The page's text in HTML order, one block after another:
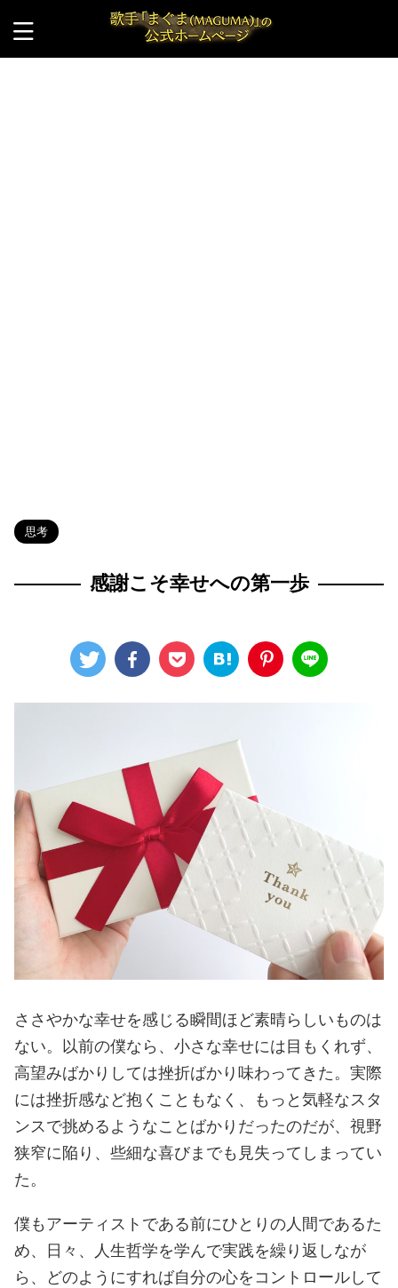
思考
感謝こそ幸せへの第一歩
ささやかな幸せを感じる瞬間ほど素晴らしいものは
ない。以前の僕なら、小さな幸せには目もくれず、
高望みばかりしては挫折ばかり味わってきた。実際
には挫折感など抱くこともなく、もっと気軽なスタ
ンスで挑めるようなことばかりだったのだが、視野
狭窄に陥り、些細な喜びまでも見失ってしまってい
た。
僕もアーティストである前にひとりの人間であるた
め、日々、人生哲学を学んで実践を繰り返しなが
ら、どのようにすれば自分の心をコントロールして